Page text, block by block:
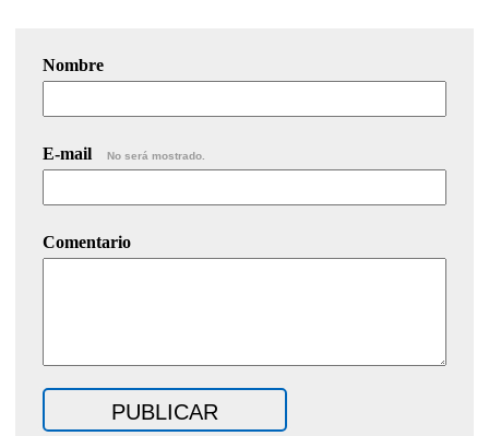
Nombre
E-mail No será mostrado.
Comentario